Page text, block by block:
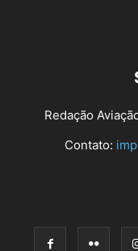
Redação
Contato: